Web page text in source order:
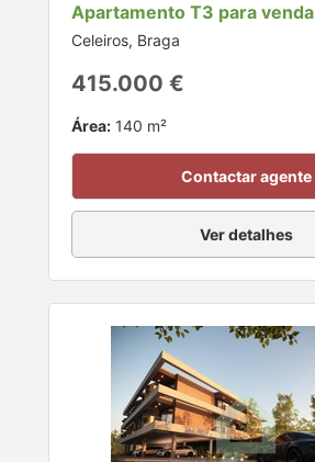
Apartamento T3 para venda
Celeiros, Braga
415.000 €
Área: 140 m²
Contactar agente
Ver detalhes